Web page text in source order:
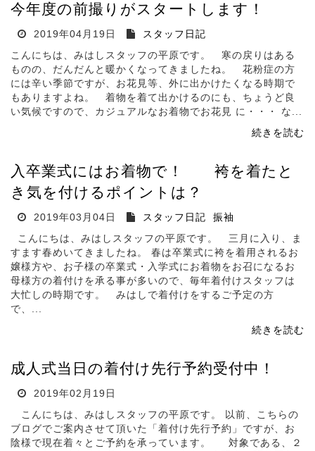
今年度の前撮りがスタートします！
2019年04月19日
スタッフ日記
こんにちは、みはしスタッフの平原です。 寒の戻りはある
ものの、だんだんと暖かくなってきましたね。 花粉症の方
には辛い季節ですが、お花見等、外に出かけたくなる時期で
もありますよね。 着物を着て出かけるのにも、ちょうど良
い気候ですので、カジュアルなお着物でお花見 に・・・ な...
続きを読む
入卒業式にはお着物で！ 袴を着たと
き気を付けるポイントは？
2019年03月04日 スタッフ日記
振袖
こんにちは、みはしスタッフの平原です。 三月に入り、ま
すます春めいてきましたね。 春は卒業式に袴を着用されるお
嬢様方や、お子様の卒業式・入学式にお着物をお召になるお
母様方の着付けを承る事が多いので、毎年着付けスタッフは
大忙しの時期です。 みはしで着付けをするご予定の方
で、...
続きを読む
成人式当日の着付け先行予約受付中！
2019年02月19日
こんにちは、みはしスタッフの平原です。 以前、こちらの
ブログでご案内させて頂いた「着付け先行予約」ですが、お
陰様で現在着々とご予約を承っています。 対象である、２